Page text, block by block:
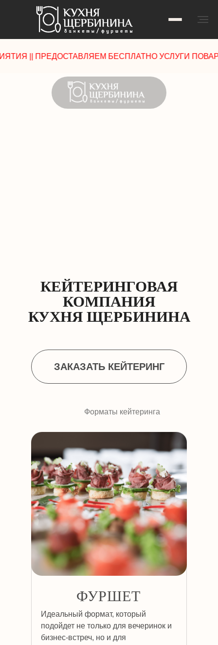
БЕСПЛАТНО УСЛУГИ ПОВАРА ||
Заказать обратный звонок
КЕЙТЕРИНГОВАЯ
КОМПАНИЯ
КУХНЯ ЩЕРБИНИНА
ЗАКАЗАТЬ КЕЙТЕРИНГ
Форматы кейтеринга
ФУРШЕТ
Идеальный формат, который
подойдет не только для вечеринок и
бизнес-встреч, но и для